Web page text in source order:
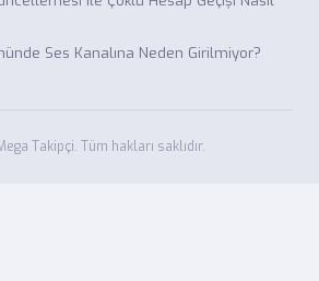
Ses Kanalına Neden Girilmiyor?
Takipçi. Tüm hakları saklıdır.